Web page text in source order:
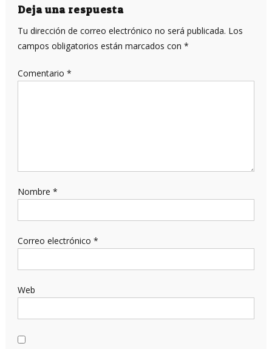
entradas
Deja una respuesta
Tu dirección de correo electrónico no será publicada. Los
campos obligatorios están marcados con *
Comentario *
Nombre *
Correo electrónico *
Web